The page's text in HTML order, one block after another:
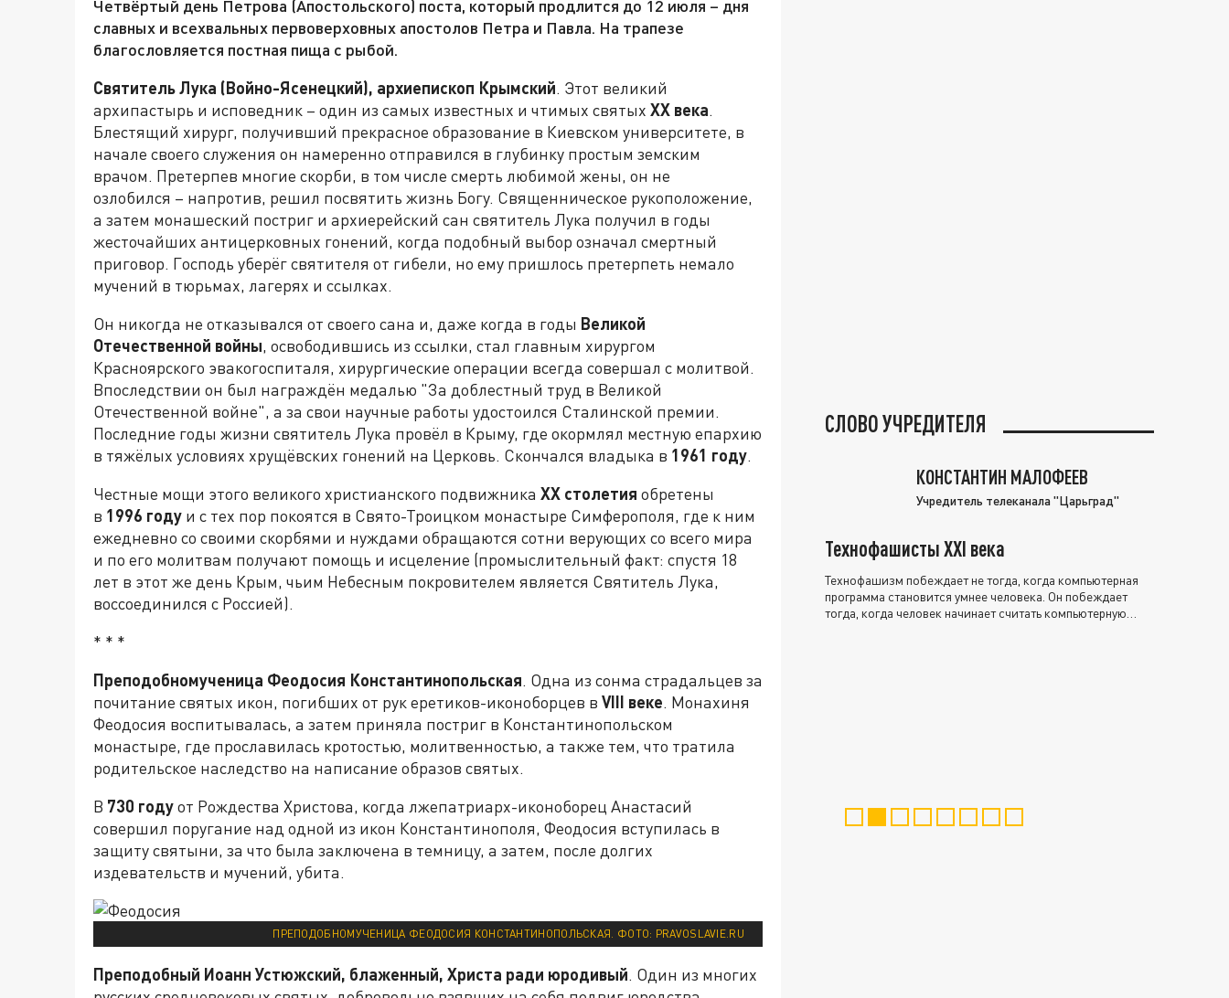
Четвёртый день Петрова (Апостольского) поста, который продлится до 12 июля – дня
славных и всехвальных первоверховных апостолов Петра и Павла. На трапезе
благословляется постная пища с рыбой.
Святитель Лука (Войно-Ясенецкий), архиепископ Крымский. Этот великий
архипастырь и исповедник – один из самых известных и чтимых святых XX века.
Блестящий хирург, получивший прекрасное образование в Киевском университете, в
начале своего служения он намеренно отправился в глубинку простым земским
врачом. Претерпев многие скорби, в том числе смерть любимой жены, он не
озлобился – напротив, решил посвятить жизнь Богу. Священническое рукоположение,
а затем монашеский постриг и архиерейский сан святитель Лука получил в годы
жесточайших антицерковных гонений, когда подобный выбор означал смертный
приговор. Господь уберёг святителя от гибели, но ему пришлось претерпеть немало
мучений в тюрьмах, лагерях и ссылках.
Он никогда не отказывался от своего сана и, даже когда в годы Великой
Отечественной войны, освободившись из ссылки, стал главным хирургом
Красноярского эвакогоспиталя, хирургические операции всегда совершал с молитвой.
Впоследствии он был награждён медалью "За доблестный труд в Великой
Отечественной войне", а за свои научные работы удостоился Сталинской премии.
Последние годы жизни святитель Лука провёл в Крыму, где окормлял местную епархию
в тяжёлых условиях хрущёвских гонений на Церковь. Скончался владыка в 1961 году.
Честные мощи этого великого христианского подвижника XX столетия обретены
в 1996 году и с тех пор покоятся в Свято-Троицком монастыре Симферополя, где к ним
ежедневно со своими скорбями и нуждами обращаются сотни верующих со всего мира
и по его молитвам получают помощь и исцеление (промыслительный факт: спустя 18
лет в этот же день Крым, чьим Небесным покровителем является Святитель Лука,
воссоединился с Россией).
* * *
Преподобномученица Феодосия Константинопольская. Одна из сонма страдальцев за
почитание святых икон, погибших от рук еретиков-иконоборцев в VIII веке. Монахиня
Феодосия воспитывалась, а затем приняла постриг в Константинопольском
монастыре, где прославилась кротостью, молитвенностью, а также тем, что тратила
родительское наследство на написание образов святых.
В 730 годуот Рождества Христова, когда лжепатриарх-иконоборец Анастасий
совершил поругание над одной из икон Константинополя, Феодосия вступилась в
защиту святыни, за что была заключена в темницу, а затем, после долгих
издевательств и мучений, убита.
ПРЕПОДОБНОМУЧЕНИЦА ФЕОДОСИЯ КОНСТАНТИНОПОЛЬСКАЯ. ФОТО: PRAVOSLAVIE.RU
Преподобный Иоанн Устюжский, блаженный, Христа ради юродивый. Один из многих
СЛОВО УЧРЕДИТЕЛЯ
КОНСТАНТИН МАЛОФЕЕВ
Учредитель телеканала "Царьград"
Технофашисты XXI века
Технофашизм побеждает не тогда, когда компьютерная
программа становится умнее человека. Он побеждает
тогда, когда человек начинает считать компьютерную